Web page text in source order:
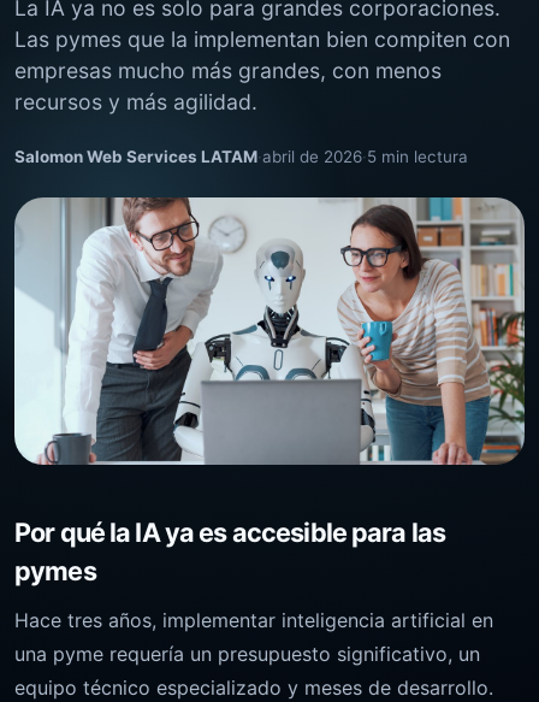
La IA ya no es solo para grandes corporaciones.
Las pymes que la implementan bien compiten con
empresas mucho más grandes, con menos
recursos y más agilidad.
Salomon Web Services LATAM·abril de 2026·5 min lectura
Por qué la IA ya es accesible para las
pymes
Hace tres años, implementar inteligencia artificial en
una pyme requería un presupuesto significativo, un
equipo técnico especializado y meses de desarrollo.